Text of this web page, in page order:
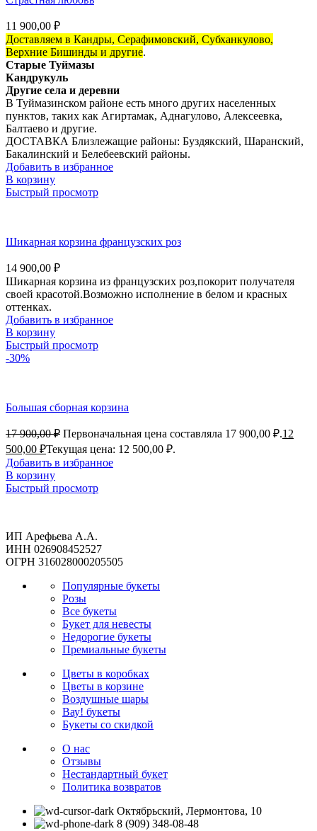
11 900,00 ₽
Доставляем в Кандры, Серафимовский, Субханкулово,
Верхние Бишинды и другие.
Старые Туймазы
Кандрукуль
Другие села и деревни
В Туймазинском районе есть много других населенных
пунктов, таких как Агиртамак, Аднагулово, Алексеевка,
Балтаево и другие.
ДОСТАВКА Близлежащие районы: Буздякский, Шаранский,
Бакалинский и Белебеевский районы.
Добавить в избранное
В корзину
Быстрый просмотр
Шикарная корзина французских роз
14 900,00 ₽
Шикарная корзина из французских роз,покорит получателя
своей красотой.Возможно исполнение в белом и красных
оттенках.
Добавить в избранное
В корзину
Быстрый просмотр
-30%
Большая сборная корзина
17 900,00₽ Первоначальная цена составляла 17 900,00 ₽.12
500,00 ₽Текущая цена: 12 500,00 ₽.
Добавить в избранное
В корзину
Быстрый просмотр
ИП Арефьева А.А.
ИНН 026908452527
ОГРН 316028000205505
Популярные букеты
Розы
Все букеты
Букет для невесты
Недорогие букеты
Премиальные букеты
Цветы в коробках
Цветы в корзине
Воздушные шары
Вау! букеты
Букеты со скидкой
О нас
Отзывы
Нестандартный букет
Политика возвратов
Октябрьский, Лермонтова, 10
8 (909) 348-08-48